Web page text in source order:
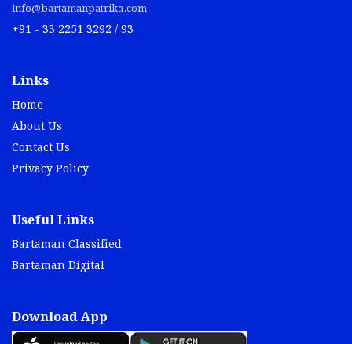
info@bartamanpatrika.com
+91 - 33 2251 3292 / 93
Links
Home
About Us
Contact Us
Privacy Policy
Useful Links
Bartaman Classified
Bartaman Digital
Download App